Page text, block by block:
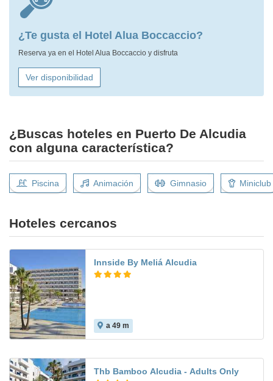
¿Te gusta el Hotel Alua Boccaccio?
Reserva ya en el Hotel Alua Boccaccio y disfruta
Ver disponibilidad
¿Buscas hoteles en Puerto De Alcudia
con alguna característica?
Piscina Animación Gimnasio Miniclub
Hoteles cercanos
Innside By Meliá Alcudia
a 49 m
Thb Bamboo Alcudia - Adults Only